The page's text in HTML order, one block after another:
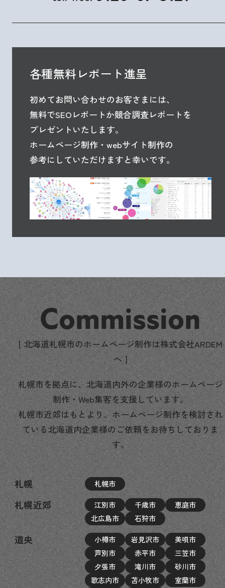
各種無料レポート進呈
初めてお問い合わせのお客さまには、
無料でSEOレポートか競合調査レポートを
プレゼントいたします。
ホームページ制作・webサイト制作の
参考にしていただけますと幸いです。
Commission
[ 北海道札幌市のホームページ制作は株式会社ARDEM
へ ]
札幌市を拠点に、北海道内外の企業様のホームページ
制作・Web集客を支援しています。
札幌市近郊はもとより、ホームページ制作を検討され
ている北海道内企業様のご依頼をお待ちしておりま
す。
札幌 札幌市
札幌近郊 江別市 千歳市
恵庭市
北広島市
石狩市
道央 小樽市 岩見沢市
美唄市
芦別市
赤平市
三笠市
夕張市
滝川市
砂川市
歌志内市
苫小牧市
室蘭市